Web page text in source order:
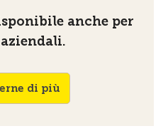
anche per
di più